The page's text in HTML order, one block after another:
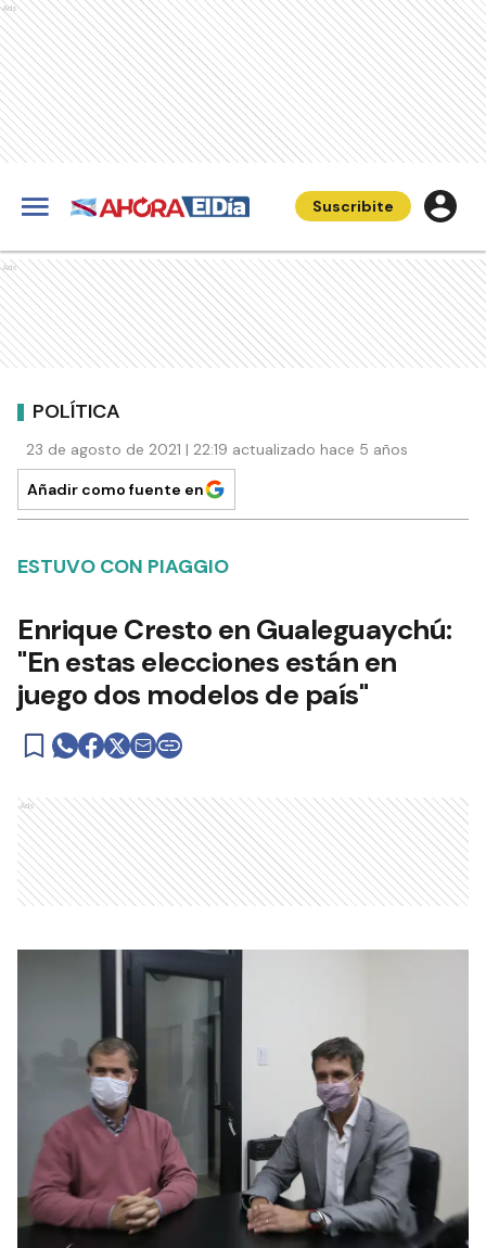
Ads
Suscribite
Ads
POLÍTICA
23 de agosto de 2021 | 22:19 actualizado hace 5 años
Añadir como fuente en
ESTUVO CON PIAGGIO
Enrique Cresto en Gualeguaychú:
"En estas elecciones están en
juego dos modelos de país"
Ads